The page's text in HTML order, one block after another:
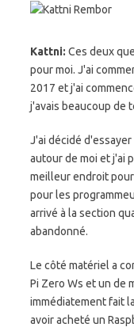
Kattni: Ces deux
pour moi. J'ai
2017 et j'ai
j'avais beaucoup de
J'ai décidé
autour de moi et j'ai
meilleur endroit
pour les
arrivé à la section
abandonné.
Le côté matériel a
Pi Zero Ws et un de
immédiatement fait
avoir acheté un